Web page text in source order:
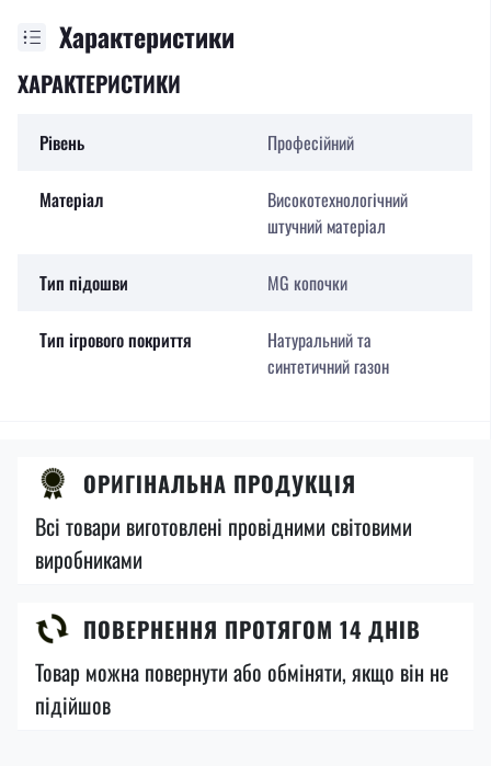
Характеристики
ХАРАКТЕРИСТИКИ
Рівень Професійний
Матеріал
Високотехнологічний
штучний матеріал
Тип підошви MG копочки
Тип ігрового покриття
Натуральний та
синтетичний газон
ОРИГІНАЛЬНА ПРОДУКЦІЯ
Всі товари виготовлені провідними світовими
виробниками
ПОВЕРНЕННЯ ПРОТЯГОМ 14 ДНІВ
Товар можна повернути або обміняти, якщо він не
підійшов